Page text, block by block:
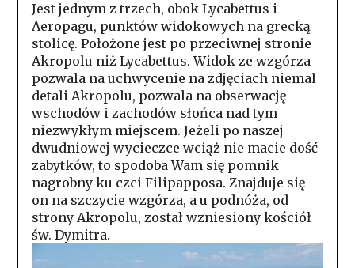
Jest jednym z trzech, obok Lycabettus i
Aeropagu, punktów widokowych na grecką
stolicę. Położone jest po przeciwnej stronie
Akropolu niż Lycabettus. Widok ze wzgórza
pozwala na uchwycenie na zdjęciach niemal
detali Akropolu, pozwala na obserwację
wschodów i zachodów słońca nad tym
niezwykłym miejscem. Jeżeli po naszej
dwudniowej wycieczce wciąż nie macie dość
zabytków, to spodoba Wam się pomnik
nagrobny ku czci Filipapposa. Znajduje się
on na szczycie wzgórza, a u podnóża, od
strony Akropolu, został wzniesiony kościół
św. Dymitra.